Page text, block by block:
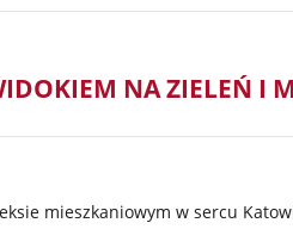
NA ZIELEŃ I
mieszkaniowym w sercu